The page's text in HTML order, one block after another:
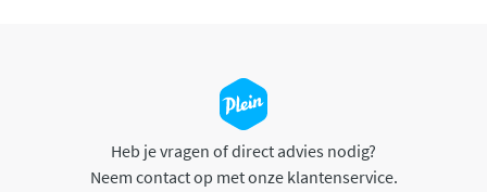
Heb je vragen of direct advies nodig?
Neem contact op met onze klantenservice.